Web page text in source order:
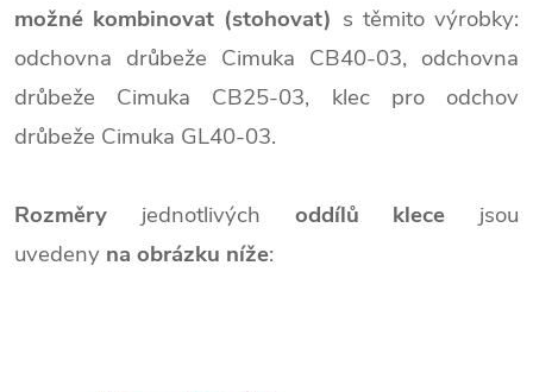
možné kombinovat (stohovat) s těmito výrobky:
odchovna drůbeže Cimuka CB40-03, odchovna
drůbeže Cimuka CB25-03, klec pro odchov
drůbeže Cimuka GL40-03.
Rozměry jednotlivých oddílů klece jsou
uvedeny na obrázku níže: